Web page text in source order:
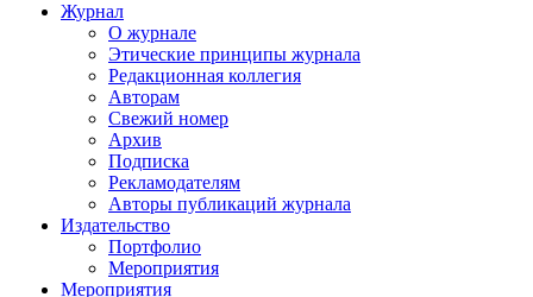
Журнал
О журнале
Этические принципы журнала
Редакционная коллегия
Авторам
Свежий номер
Архив
Подписка
Рекламодателям
Авторы публикаций журнала
Издательство
Портфолио
Мероприятия
Мероприятия